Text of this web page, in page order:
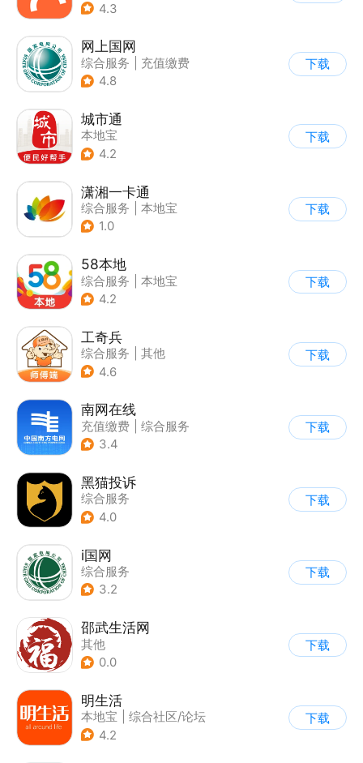
4.3
网上国网
综合服务
充值缴费
4.8
下载
城市通
本地宝
4.2
下载
潇湘一卡通
综合服务
本地宝
1.0
下载
58本地
综合服务
本地宝
4.2
下载
工奇兵
综合服务
其他
4.6
下载
南网在线
充值缴费
综合服务
3.4
下载
黑猫投诉
综合服务
4.0
下载
i国网
综合服务
3.2
下载
邵武生活网
其他
0.0
下载
明生活
本地宝
综合社区/论坛
4.2
下载